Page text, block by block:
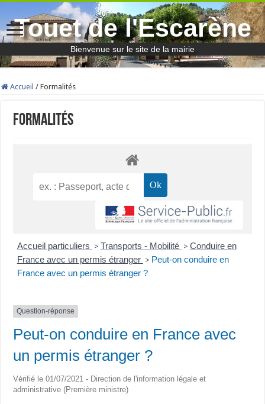
Touet de l'Escarène
Bienvenue sur le site de la mairie
Accueil / Formalités
Formalités
Accueil particuliers > Transports - Mobilité > Conduire en
France avec un permis étranger > Peut-on conduire en
France avec un permis étranger ?
Question-réponse
Peut-on conduire en France avec
un permis étranger ?
Vérifié le 01/07/2021 - Direction de l'information légale et
administrative (Première ministre)